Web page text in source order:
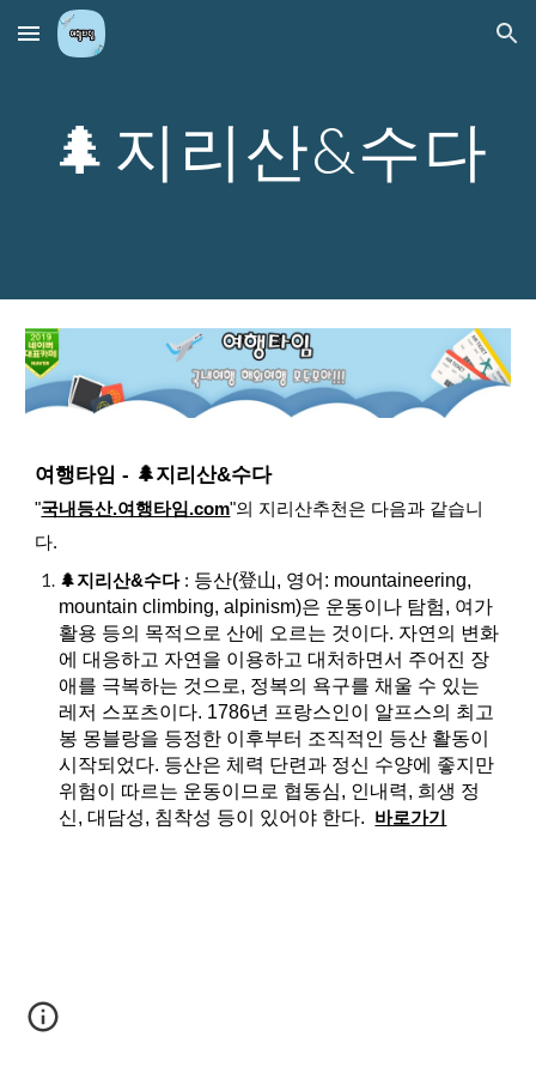
Skip to main content Skip to navigation
🌲지리산&수다
여행타임 - 🌲지리산&수다
"국내등산.여행타임.com"의 지리산추천은 다음과 같습니
다.
🌲지리산&수다 : 등산(登山, 영어: mountaineering,
mountain climbing, alpinism)은 운동이나 탐험, 여가
활용 등의 목적으로 산에 오르는 것이다. 자연의 변화
에 대응하고 자연을 이용하고 대처하면서 주어진 장
애를 극복하는 것으로, 정복의 욕구를 채울 수 있는
레저 스포츠이다. 1786년 프랑스인이 알프스의 최고
봉 몽블랑을 등정한 이후부터 조직적인 등산 활동이
시작되었다. 등산은 체력 단련과 정신 수양에 좋지만
위험이 따르는 운동이므로 협동심, 인내력, 희생 정
신, 대담성, 침착성 등이 있어야 한다.
바로가기